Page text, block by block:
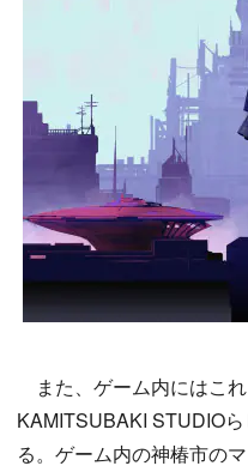
また、ゲーム内にはこ
KAMITSUBAKI STUDIO
る。ゲーム内の神椿市の